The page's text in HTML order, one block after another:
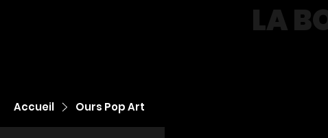
LA
Accueil Ours Pop Art